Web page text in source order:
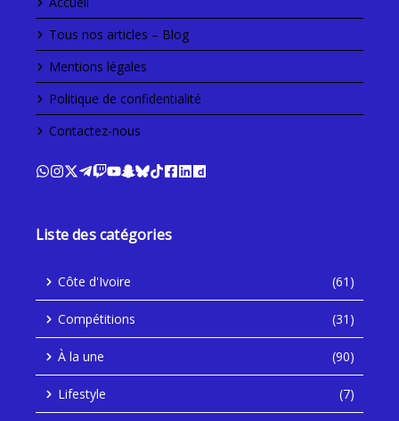
Tous nos articles – Blog
Mentions légales
Politique de confidentialité
Contactez-nous
Liste des catégories
Côte d'Ivoire (61)
Compétitions (31)
À la une (90)
Lifestyle (7)